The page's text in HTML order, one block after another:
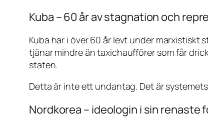
Kuba – 60 år av stagnation och
Kuba har i över 60 år levt under
tjänar mindre än taxichaufförer som får
staten.
Detta är inte ett undantag. Det är
Nordkorea – ideologin i sin renaste